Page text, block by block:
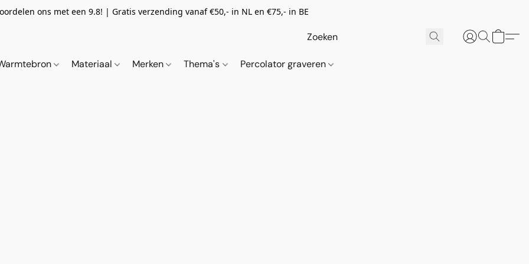
ons met een 9.8! | Gratis verzending vanaf €50,- in NL en €75,- in BE
Materiaal Merken Thema's Percolator graveren